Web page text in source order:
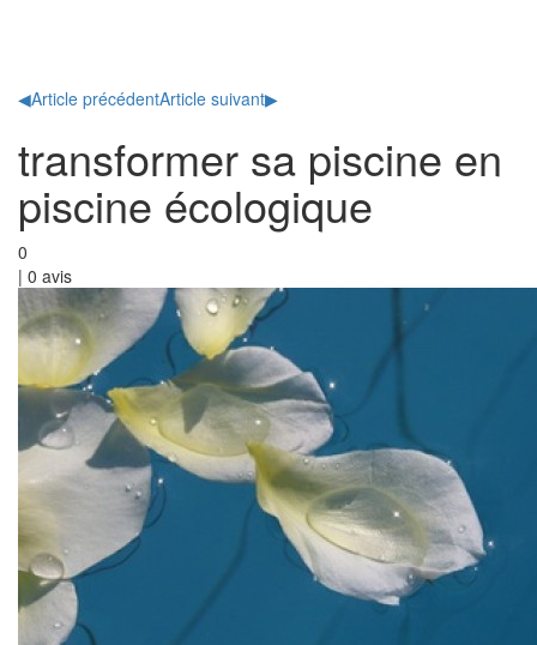
◀Article précédentArticle suivant▶
transformer sa piscine en
piscine écologique
0
| 0 avis